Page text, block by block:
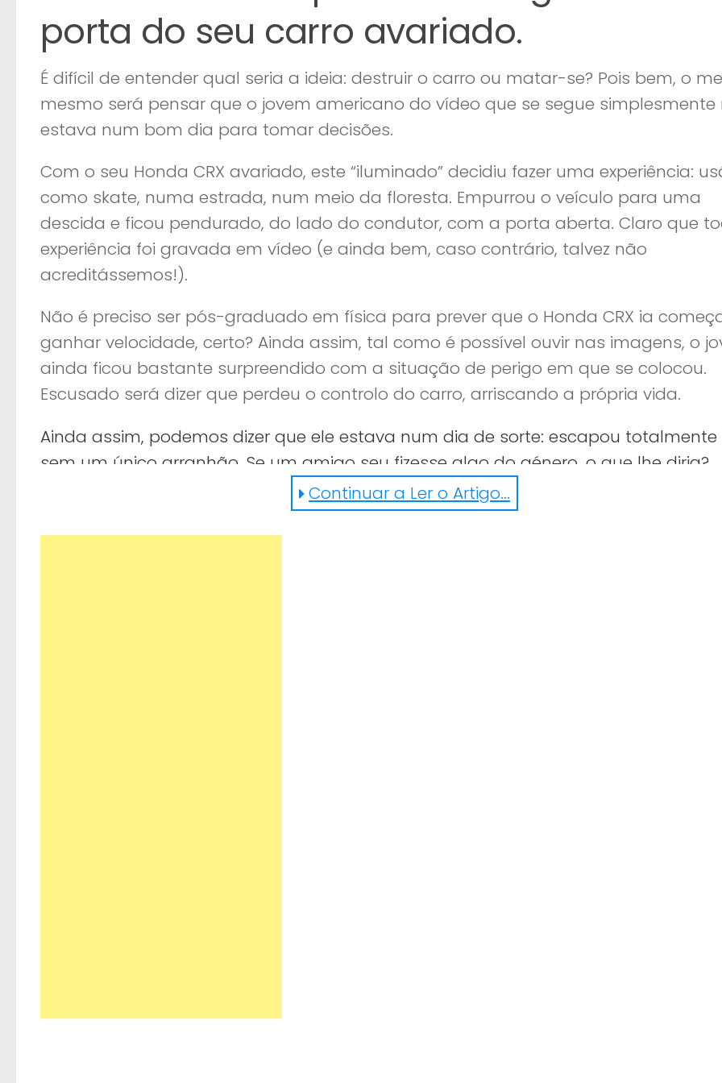
porta do seu carro avariado.
É difícil de entender qual seria a ideia: destruir o carro ou matar-se? Pois bem, o
mesmo será pensar que o jovem americano do vídeo que se segue simplesmente
estava num bom dia para tomar decisões.
Com o seu Honda CRX avariado, este “iluminado” decidiu fazer uma experiência:
como skate, numa estrada, num meio da floresta. Empurrou o veículo para uma
descida e ficou pendurado, do lado do condutor, com a porta aberta. Claro que
experiência foi gravada em vídeo (e ainda bem, caso contrário, talvez não
acreditássemos!).
Não é preciso ser pós-graduado em física para prever que o Honda CRX ia
ganhar velocidade, certo? Ainda assim, tal como é possível ouvir nas imagens, o
ainda ficou bastante surpreendido com a situação de perigo em que se colocou.
Escusado será dizer que perdeu o controlo do carro, arriscando a própria vida.
Ainda assim, podemos dizer que ele estava num dia de sorte: escapou totalmente
sem um único arranhão. Se um amigo seu fizesse algo do género, o que lhe diria?
Continuar a Ler o Artigo...